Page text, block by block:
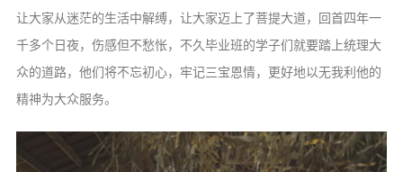
让大家从迷茫的生活中解缚，让大家迈上了菩提大道，回首四年一
千多个日夜，伤感但不愁怅，不久毕业班的学子们就要踏上统理大
众的道路，他们将不忘初心，牢记三宝恩情，更好地以无我利他的
精神为大众服务。